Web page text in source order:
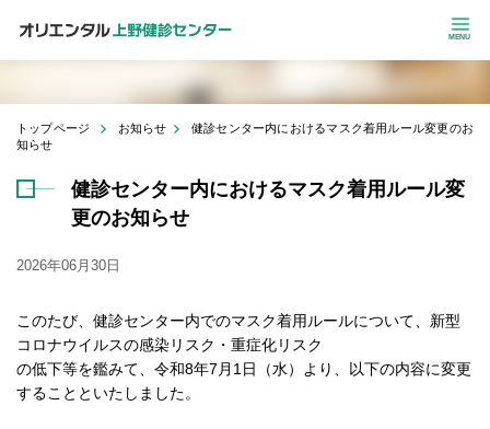
MENU
トップページ お知らせ
健診センター内におけるマスク着用ルール変更のお
知らせ
健診センター内におけるマスク着用ルール変
更のお知らせ
2026年06月30日
このたび、健診センター内でのマスク着用ルールについて、新型
コロナウイルスの感染リスク・重症化リスク
の低下等を鑑みて、令和8年7月1日（水）より、以下の内容に変更
することといたしました。